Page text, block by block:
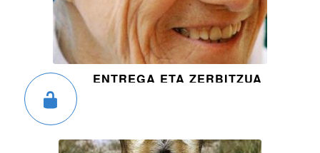
ENTREGA ETA ZERBITZUA